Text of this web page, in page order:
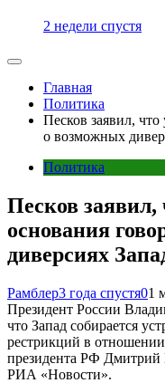
2 недели спустя
Главная
Политика
Песков заявил,
о возможных
Политика
Песков заявил,
основания
диверсиях
Рамблер3 года спустя01
Президент России
что Запад собирается
рестрикций в отношении
президента РФ
РИА «Новости».